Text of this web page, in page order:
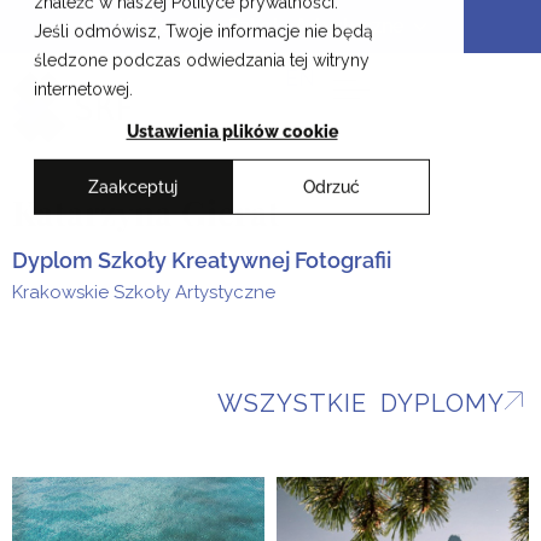
Jeśli odmówisz, Twoje informacje nie będą
śledzone podczas odwiedzania tej witryny
internetowej.
Ustawienia plików cookie
Zaakceptuj Odrzuć
Przejdź
treści
Krakowskie Szkoły Artystyczne
EN
Katarzyna Gierat
Dyplom Szkoły Kreatywnej Fotografii
Krakowskie Szkoły Artystyczne
WSZYSTKIE DYPLOMY